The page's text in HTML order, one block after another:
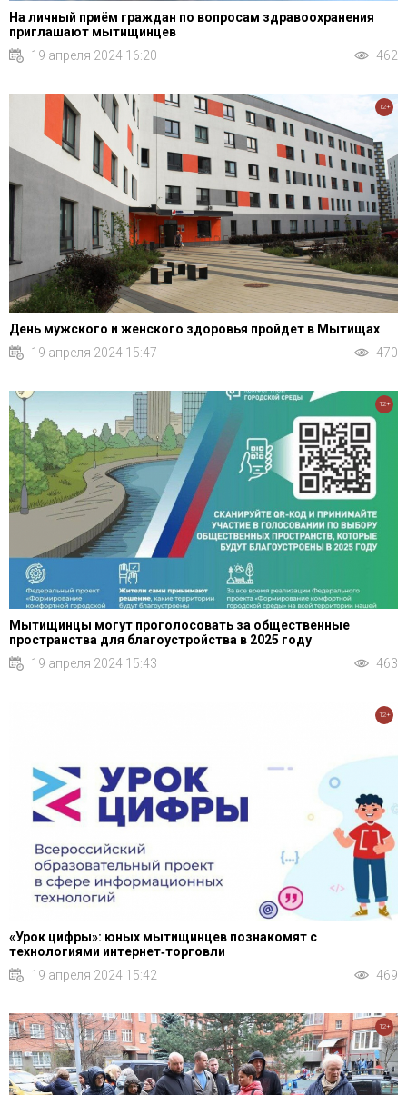
На личный приём граждан по вопросам здравоохранения
приглашают мытищинцев
19 апреля 2024 16:20
462
День мужского и женского здоровья пройдет в Мытищах
19 апреля 2024 15:47
470
12+
Мытищинцы могут проголосовать за общественные
пространства для благоустройства в 2025 году
19 апреля 2024 15:43
463
12+
«Урок цифры»: юных мытищинцев познакомят с
технологиями интернет‑торговли
19 апреля 2024 15:42
469
12+
12+